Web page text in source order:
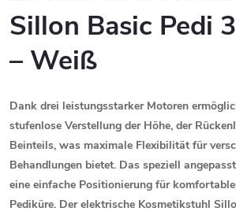
Sillon Basic Pedi 3
– Weiß
Dank drei leistungsstarker Motoren
stufenlose Verstellung der Höhe, der
Beinteils, was maximale Flexibilität für
Behandlungen bietet. Das speziell
eine einfache Positionierung für
Pediküre. Derelektrische Kosmetikstuhl